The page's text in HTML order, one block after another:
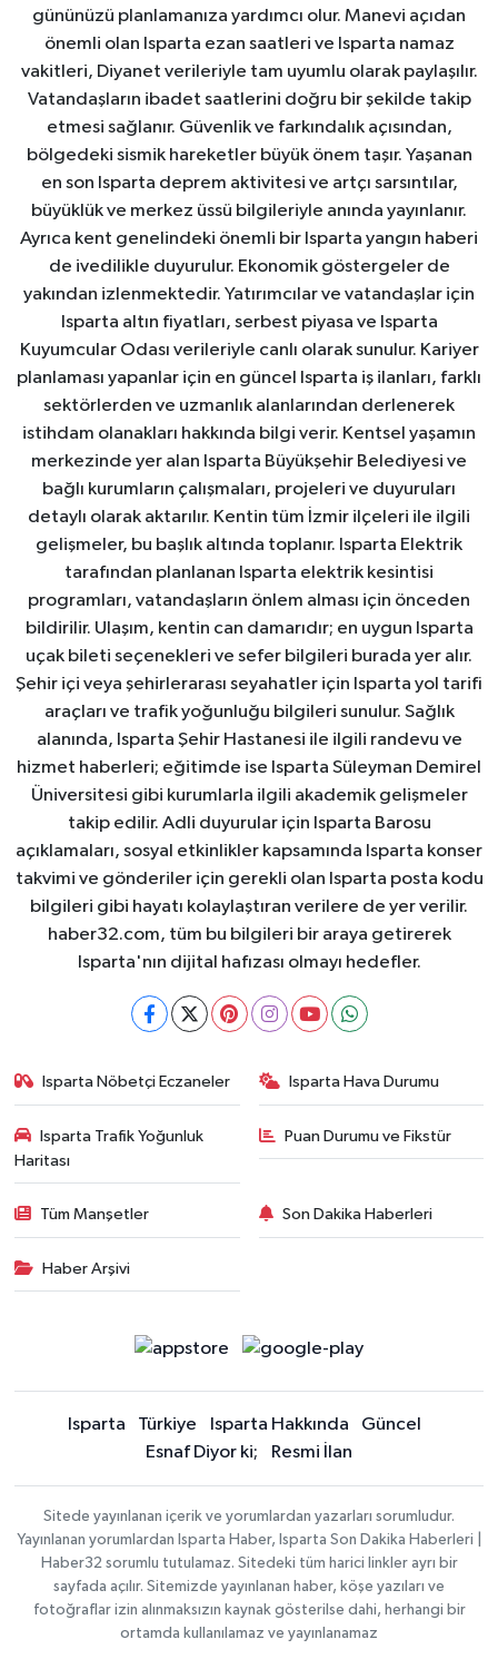
gününüzü planlamanıza yardımcı olur. Manevi açıdan
önemli olan Isparta ezan saatleri ve Isparta namaz
vakitleri, Diyanet verileriyle tam uyumlu olarak paylaşılır.
Vatandaşların ibadet saatlerini doğru bir şekilde takip
etmesi sağlanır. Güvenlik ve farkındalık açısından,
bölgedeki sismik hareketler büyük önem taşır. Yaşanan
en son Isparta deprem aktivitesi ve artçı sarsıntılar,
büyüklük ve merkez üssü bilgileriyle anında yayınlanır.
Ayrıca kent genelindeki önemli bir Isparta yangın haberi
de ivedilikle duyurulur. Ekonomik göstergeler de
yakından izlenmektedir. Yatırımcılar ve vatandaşlar için
Isparta altın fiyatları, serbest piyasa ve Isparta
Kuyumcular Odası verileriyle canlı olarak sunulur. Kariyer
planlaması yapanlar için en güncel Isparta iş ilanları, farklı
sektörlerden ve uzmanlık alanlarından derlenerek
istihdam olanakları hakkında bilgi verir. Kentsel yaşamın
merkezinde yer alan Isparta Büyükşehir Belediyesi ve
bağlı kurumların çalışmaları, projeleri ve duyuruları
detaylı olarak aktarılır. Kentin tüm İzmir ilçeleri ile ilgili
gelişmeler, bu başlık altında toplanır. Isparta Elektrik
tarafından planlanan Isparta elektrik kesintisi
programları, vatandaşların önlem alması için önceden
bildirilir. Ulaşım, kentin can damarıdır; en uygun Isparta
uçak bileti seçenekleri ve sefer bilgileri burada yer alır.
Şehir içi veya şehirlerarası seyahatler için Isparta yol tarifi
araçları ve trafik yoğunluğu bilgileri sunulur. Sağlık
alanında, Isparta Şehir Hastanesi ile ilgili randevu ve
hizmet haberleri; eğitimde ise Isparta Süleyman Demirel
Üniversitesi gibi kurumlarla ilgili akademik gelişmeler
takip edilir. Adli duyurular için Isparta Barosu
açıklamaları, sosyal etkinlikler kapsamında Isparta konser
takvimi ve gönderiler için gerekli olan Isparta posta kodu
bilgileri gibi hayatı kolaylaştıran verilere de yer verilir.
haber32.com, tüm bu bilgileri bir araya getirerek
Isparta'nın dijital hafızası olmayı hedefler.
Isparta Nöbetçi Eczaneler Isparta Hava Durumu
Isparta Trafik Yoğunluk
Haritası
Puan Durumu ve Fikstür
Tüm Manşetler Son Dakika Haberleri
Haber Arşivi
Isparta Türkiye Isparta Hakkında
Güncel
Esnaf Diyor ki;
Resmi İlan
Sitede yayınlanan içerik ve yorumlardan yazarları sorumludur.
Yayınlanan yorumlardan Isparta Haber, Isparta Son Dakika Haberleri |
Haber32 sorumlu tutulamaz. Sitedeki tüm harici linkler ayrı bir
sayfada açılır. Sitemizde yayınlanan haber, köşe yazıları ve
fotoğraflar izin alınmaksızın kaynak gösterilse dahi, herhangi bir
ortamda kullanılamaz ve yayınlanamaz